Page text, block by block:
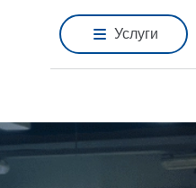
Услуги